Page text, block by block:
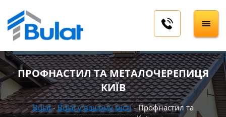
ПРОФНАСТИЛ ТА МЕТАЛОЧЕРЕПИЦЯ
КИЇВ
Bulat-Bulat у вашому місті-Профнастил та